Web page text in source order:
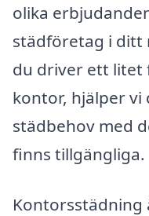
olika
städföretag i ditt
du driver ett litet
kontor, hjälper vi
städbehov med
finns tillgängliga.
Kontorsstädning